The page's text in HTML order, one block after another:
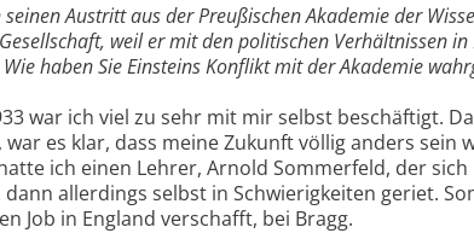
Austritt aus der Preußischen Akademie der
weil er mit den politischen Verhältnissen
haben Sie Einsteins Konflikt mit der Akademie
war ich viel zu sehr mit mir selbst beschäftigt.
war es klar, dass meine Zukunft völlig anders sein
ich einen Lehrer, Arnold Sommerfeld, der
dann allerdings selbst in Schwierigkeiten geriet.
Job in England verschafft, bei Bragg.